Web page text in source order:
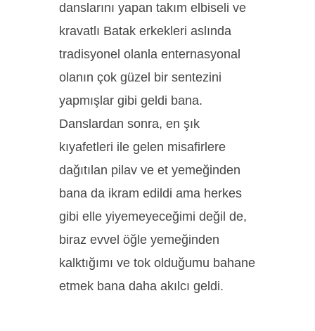
danslarını yapan takım elbiseli ve
kravatlı Batak erkekleri aslında
tradisyonel olanla enternasyonal
olanın çok güzel bir sentezini
yapmışlar gibi geldi bana.
Danslardan sonra, en şık
kıyafetleri ile gelen misafirlere
dağıtılan pilav ve et yemeğinden
bana da ikram edildi ama herkes
gibi elle yiyemeyeceğimi değil de,
biraz evvel öğle yemeğinden
kalktığımı ve tok olduğumu bahane
etmek bana daha akılcı geldi.